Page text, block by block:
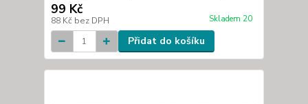
99 Kč
88 Kč bez DPH Skladem 20
Přidat do košíku